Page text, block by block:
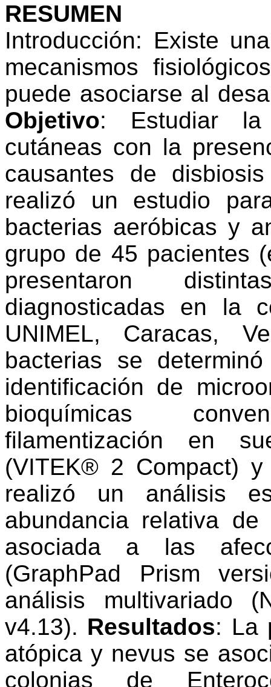
RESUMEN
Introducción: Existe
mecanismos
puede asociarse al
Objetivo: Estudiar la
cutáneas con la
causantes de
realizó un estudio
bacterias aeróbicas y
grupo de 45 pacientes
presentaron
diagnosticadas en la
UNIMEL, Caracas,
bacterias se
identificación de
bioquímicas
filamentización en
(VITEK® 2 Compact)
realizó un análisis
abundancia relativa
asociada a las
(GraphPad Prism
análisis multivariado
v4.13). Resultados: La
atópica y nevus se
colonias de